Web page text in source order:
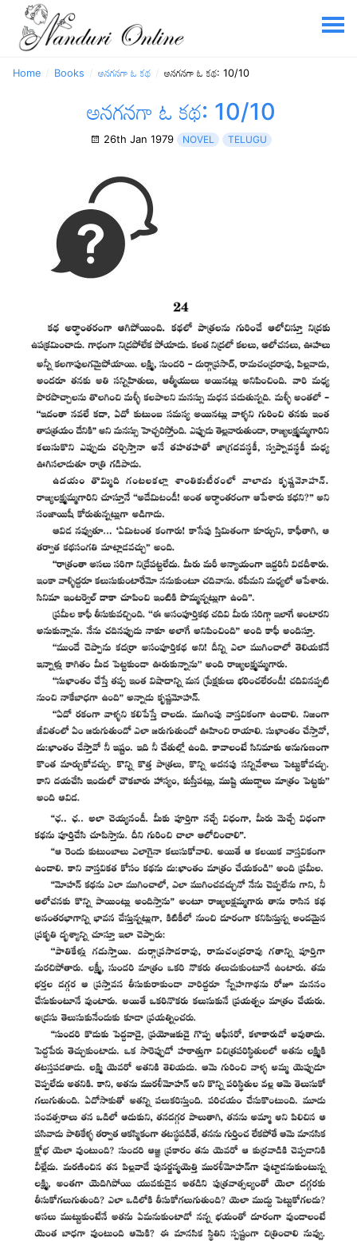
Home Books అనగనగా ఓ కథ అనగనగా ఓ కథ: 10/10
అనగనగా ఓ కథ: 10/10
26th Jan 1979 NOVEL TELUGU